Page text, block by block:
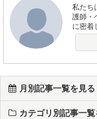
私たち
護師・
に密着
月別記事一覧を見る
カテゴリ別記事一